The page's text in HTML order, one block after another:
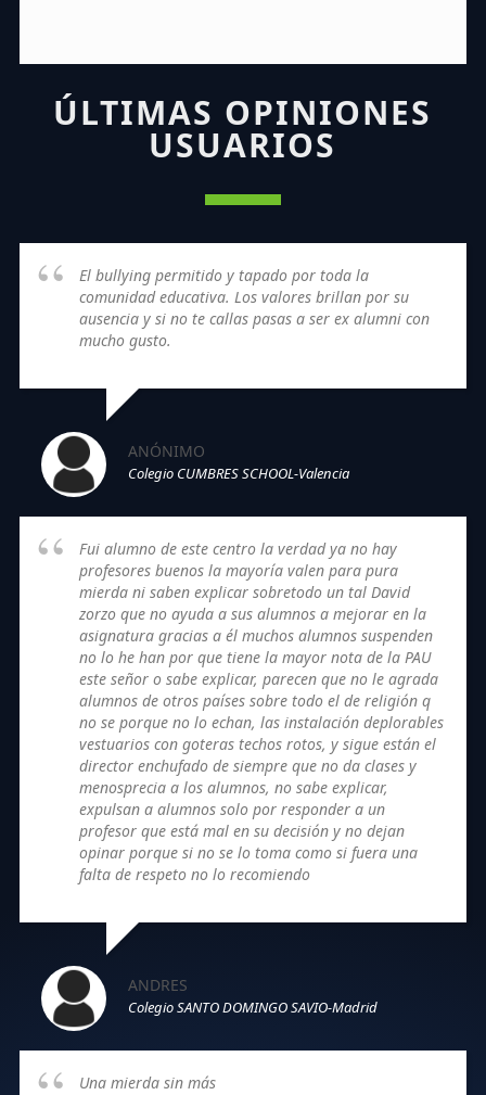
ÚLTIMAS OPINIONES
USUARIOS
El bullying permitido y tapado por toda la
comunidad educativa. Los valores brillan por su
ausencia y si no te callas pasas a ser ex alumni con
mucho gusto.
ANÓNIMO
Colegio CUMBRES SCHOOL-Valencia
Fui alumno de este centro la verdad ya no hay
profesores buenos la mayoría valen para pura
mierda ni saben explicar sobretodo un tal David
zorzo que no ayuda a sus alumnos a mejorar en la
asignatura gracias a él muchos alumnos suspenden
no lo he han por que tiene la mayor nota de la PAU
este señor o sabe explicar, parecen que no le agrada
alumnos de otros países sobre todo el de religión q
no se porque no lo echan, las instalación deplorables
vestuarios con goteras techos rotos, y sigue están el
director enchufado de siempre que no da clases y
menosprecia a los alumnos, no sabe explicar,
expulsan a alumnos solo por responder a un
profesor que está mal en su decisión y no dejan
opinar porque si no se lo toma como si fuera una
falta de respeto no lo recomiendo
ANDRES
Colegio SANTO DOMINGO SAVIO-Madrid
Una mierda sin más